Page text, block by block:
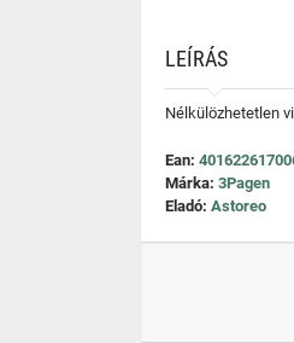
LEÍRÁS
Nélkülözhetetlen
Ean:
Márka: 3Pagen
Eladó: Astoreo